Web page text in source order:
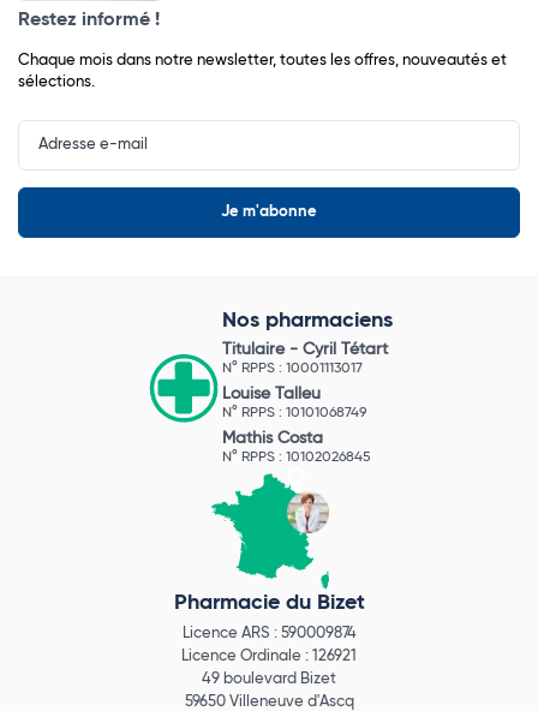
Restez informé !
Chaque mois dans notre newsletter, toutes les offres, nouveautés et
sélections.
Input
Newsletter
Nos pharmaciens
Titulaire - Cyril Tétart
N° RPPS : 10001113017
Louise Talleu
N° RPPS : 10101068749
Mathis Costa
N° RPPS : 10102026845
Pharmacie du Bizet
Licence ARS : 590009874
Licence Ordinale : 126921
49 boulevard Bizet
59650 Villeneuve d'Ascq